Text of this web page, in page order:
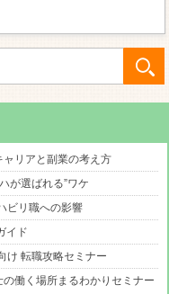
ャリアと副業の考え方
が選ばれる”ワケ
ビリ職への影響
イド
け 転職攻略セミナー
の働く場所まるわかりセミナー